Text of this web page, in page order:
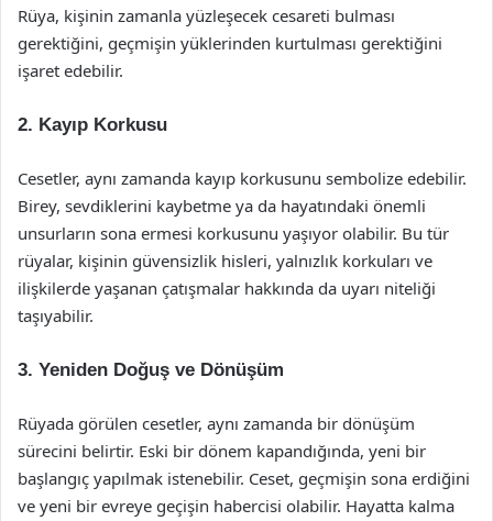
Rüya, kişinin zamanla yüzleşecek cesareti bulması
gerektiğini, geçmişin yüklerinden kurtulması gerektiğini
işaret edebilir.
2. Kayıp Korkusu
Cesetler, aynı zamanda kayıp korkusunu sembolize edebilir.
Birey, sevdiklerini kaybetme ya da hayatındaki önemli
unsurların sona ermesi korkusunu yaşıyor olabilir. Bu tür
rüyalar, kişinin güvensizlik hisleri, yalnızlık korkuları ve
ilişkilerde yaşanan çatışmalar hakkında da uyarı niteliği
taşıyabilir.
3. Yeniden Doğuş ve Dönüşüm
Rüyada görülen cesetler, aynı zamanda bir dönüşüm
sürecini belirtir. Eski bir dönem kapandığında, yeni bir
başlangıç yapılmak istenebilir. Ceset, geçmişin sona erdiğini
ve yeni bir evreye geçişin habercisi olabilir. Hayatta kalma